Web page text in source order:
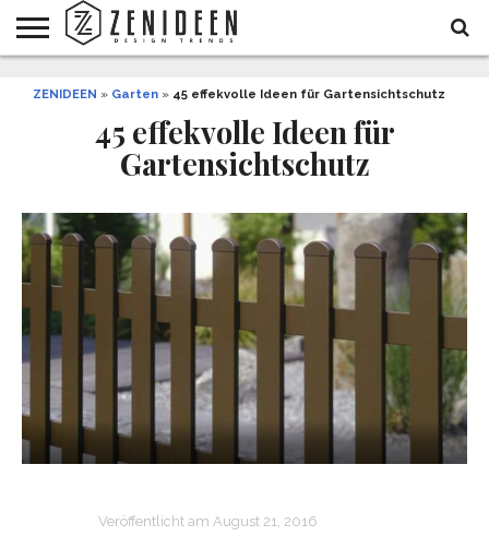
INNENDESIGN
ARCHITEKTUR
GARTEN
LIFESTYLE
DEKO
DIY
STYLE
REZEPTE
GESUNDHEIT
WEIHNACHTEN
ZENIDEEN » Garten » 45 effekvolle Ideen für Gartensichtschutz
45 effekvolle Ideen für
Gartensichtschutz
Veröffentlicht am August 21, 2016